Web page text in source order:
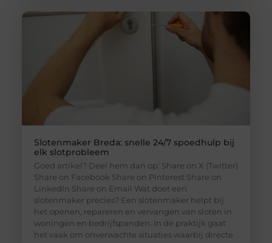
Slotenmaker Breda: snelle 24/7 spoedhulp bij
elk slotprobleem
Goed artikel? Deel hem dan op: Share on X (Twitter)
Share on Facebook Share on Pinterest Share on
LinkedIn Share on Email Wat doet een
slotenmaker precies? Een slotenmaker helpt bij
het openen, repareren en vervangen van sloten in
woningen en bedrijfspanden. In de praktijk gaat
het vaak om onverwachte situaties waarbij directe